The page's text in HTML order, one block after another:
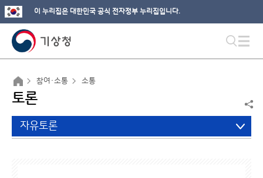
이 누리집은 대한민국 공식 전자정부 누리집입니다.
참여·소통 소통
토론
자유토론